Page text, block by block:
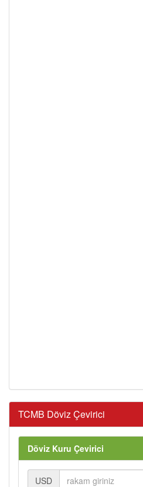
TCMB Döviz Çevirici
Döviz Kuru Çevirici
USD